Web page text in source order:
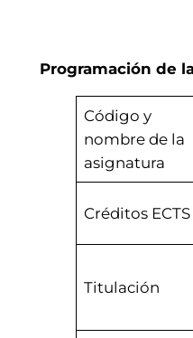
Programación de
Código y
nombre de la
asignatura
Créditos ECTS
Titulación